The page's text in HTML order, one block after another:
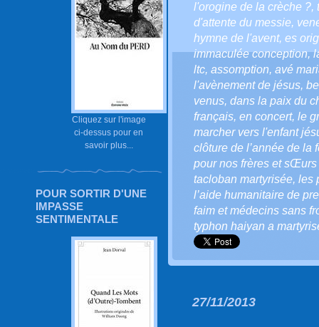
Cliquez sur l'image
ci-dessus pour en
savoir plus...
POUR SORTIR D'UNE
IMPASSE
SENTIMENTALE
l'orogine de la crèche ?,
d'attente du messie,
hymne de l'avent, es
immaculée conception,
ltc, assomption, avé
l'avènement de jésus,
venus, dans la paix du
français, en concert, le
marcher vers l'enfant
clôture de l’année de la
pour nos frères et
tacloban martyrisée, les
l’aide humanitaire de
faim et médecins sans
typhon haiyan a
27/11/2013